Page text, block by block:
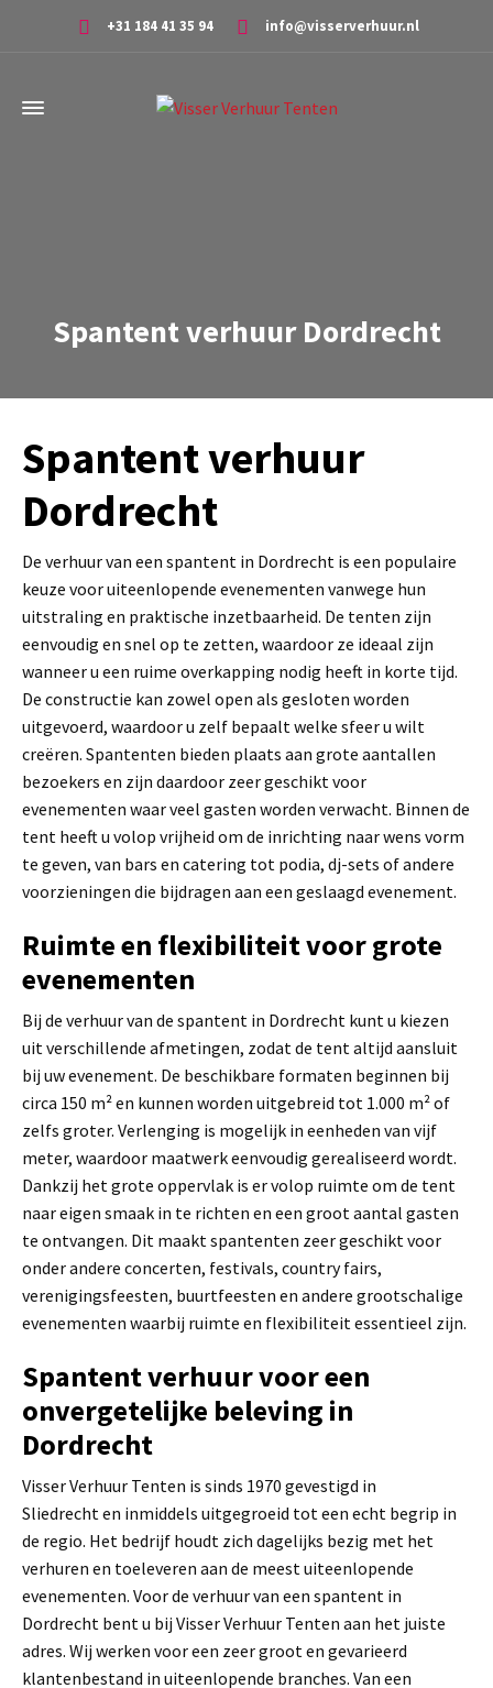
+31 184 41 35 94 info@visserverhuur.nl
Spantent verhuur Dordrecht
Spantent verhuur
Dordrecht
De verhuur van een spantent in Dordrecht is een populaire
keuze voor uiteenlopende evenementen vanwege hun
uitstraling en praktische inzetbaarheid. De tenten zijn
eenvoudig en snel op te zetten, waardoor ze ideaal zijn
wanneer u een ruime overkapping nodig heeft in korte tijd.
De constructie kan zowel open als gesloten worden
uitgevoerd, waardoor u zelf bepaalt welke sfeer u wilt
creëren. Spantenten bieden plaats aan grote aantallen
bezoekers en zijn daardoor zeer geschikt voor
evenementen waar veel gasten worden verwacht. Binnen de
tent heeft u volop vrijheid om de inrichting naar wens vorm
te geven, van bars en catering tot podia, dj-sets of andere
voorzieningen die bijdragen aan een geslaagd evenement.
Ruimte en flexibiliteit voor grote
evenementen
Bij de verhuur van de spantent in Dordrecht kunt u kiezen
uit verschillende afmetingen, zodat de tent altijd aansluit
bij uw evenement. De beschikbare formaten beginnen bij
circa 150 m² en kunnen worden uitgebreid tot 1.000 m² of
zelfs groter. Verlenging is mogelijk in eenheden van vijf
meter, waardoor maatwerk eenvoudig gerealiseerd wordt.
Dankzij het grote oppervlak is er volop ruimte om de tent
naar eigen smaak in te richten en een groot aantal gasten
te ontvangen. Dit maakt spantenten zeer geschikt voor
onder andere concerten, festivals, country fairs,
verenigingsfeesten, buurtfeesten en andere grootschalige
evenementen waarbij ruimte en flexibiliteit essentieel zijn.
Spantent verhuur voor een
onvergetelijke beleving in
Dordrecht
Visser Verhuur Tenten is sinds 1970 gevestigd in
Sliedrecht en inmiddels uitgegroeid tot een echt begrip in
de regio. Het bedrijf houdt zich dagelijks bezig met het
verhuren en toeleveren aan de meest uiteenlopende
evenementen. Voor de verhuur van een spantent in
Dordrecht bent u bij Visser Verhuur Tenten aan het juiste
adres. Wij werken voor een zeer groot en gevarieerd
klantenbestand in uiteenlopende branches. Van een